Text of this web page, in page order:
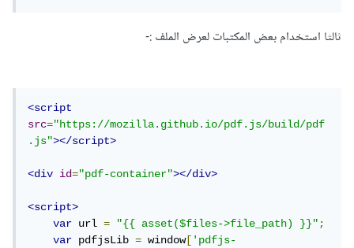
ثالثا استخدام بعض المكتبات لعرض الملف :-
<script
src="https://mozilla.github.io/pdf.js/build/pdf
.js"></script>
<div id="pdf-container"></div>
<script>
var url = "{{ asset($files->file_path) }}";
var pdfjsLib = window['pdfjs-